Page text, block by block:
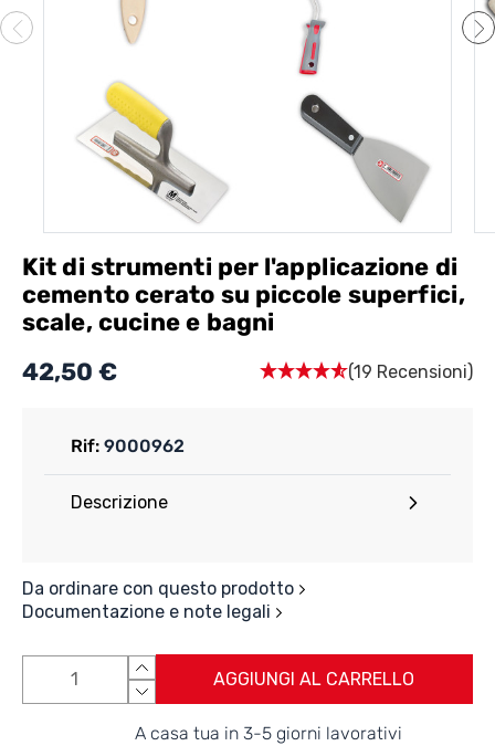
Kit di strumenti per l'applicazione di
cemento cerato su piccole superfici,
scale, cucine e bagni
42,50 €
(19 Recensioni)
Rif: 9000962
Descrizione
Da ordinare con questo prodotto
Documentazione e note legali
AGGIUNGI AL CARRELLO
A casa tua in 3-5 giorni lavorativi